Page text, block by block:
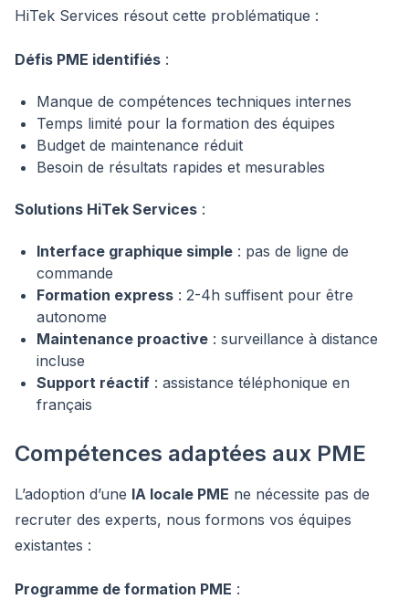
HiTek Services résout cette problématique :
Défis PME identifiés :
Manque de compétences techniques internes
Temps limité pour la formation des équipes
Budget de maintenance réduit
Besoin de résultats rapides et mesurables
Solutions HiTek Services :
Interface graphique simple : pas de ligne de
commande
Formation express : 2-4h suffisent pour être
autonome
Maintenance proactive : surveillance à distance
incluse
Support réactif : assistance téléphonique en
français
Compétences adaptées aux PME
L’adoption d’une IA locale PME ne nécessite pas de
recruter des experts, nous formons vos équipes
existantes :
Programme de formation PME :